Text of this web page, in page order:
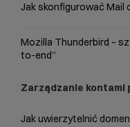
Jak skonfigurować Mail
Mozilla Thunderbird –
to-end”
Zarządzanie kontami
Jak uwierzytelnić